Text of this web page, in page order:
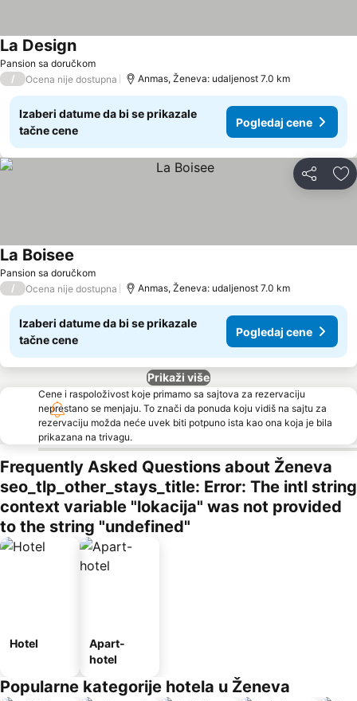
Pansion sa doručkom
La Design
/ Ocena nije dostupna Anmas, Ženeva: udaljenost 7.0 km
Izaberi datume da bi se prikazale
tačne cene
Pogledaj cene
Deli
Pansion sa doručkom
La Boisee
/ Ocena nije dostupna Anmas, Ženeva: udaljenost 7.0 km
Izaberi datume da bi se prikazale
tačne cene
Pogledaj cene
Prikaži više
Cene i raspoloživost koje primamo sa sajtova za rezervaciju
neprestano se menjaju. To znači da ponuda koju vidiš na sajtu za
rezervaciju možda neće uvek biti potpuno ista kao ona koja je bila
prikazana na trivagu.
Frequently Asked Questions about Ženeva
seo_tlp_other_stays_title: Error: The intl string
context variable "lokacija" was not provided
to the string "undefined"
Hotel
Apart-
hotel
Popularne kategorije hotela u Ženeva